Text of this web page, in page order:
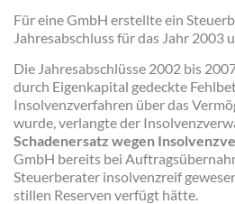
Für eine GmbH erstellte ein
Jahresabschluss für das Jahr 2003
Die Jahresabschlüsse 2002 bis
durch Eigenkapital gedeckte
Insolvenzverfahren über das
wurde, verlangte der
Schadenersatz wegen
GmbH bereits bei
Steuerberater insolvenzreif
stillen Reserven verfügt hätte.